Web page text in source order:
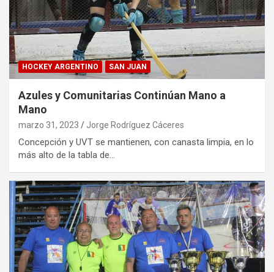
HOCKEY ARGENTINO SAN JUAN
Azules y Comunitarias Continúan Mano a
Mano
marzo 31, 2023 Jorge Rodríguez Cáceres
Concepción y UVT se mantienen, con canasta limpia, en lo
más alto de la tabla de…